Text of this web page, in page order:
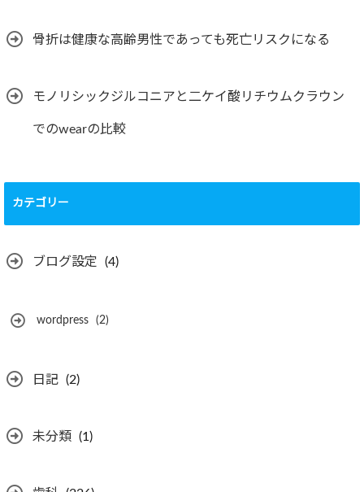
骨折は健康な高齢男性であっても死亡リスクになる
モノリシックジルコニアと二ケイ酸リチウムクラウン
でのwearの比較
カテゴリー
ブログ設定 (4)
wordpress (2)
日記 (2)
未分類 (1)